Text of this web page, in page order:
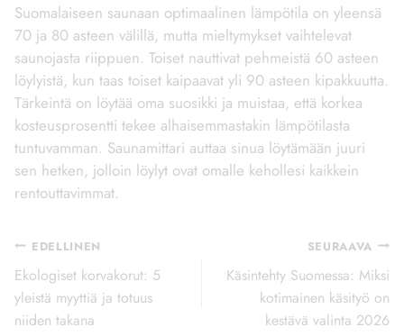
Suomalaiseen saunaan optimaalinen lämpötila on yleensä
70 ja 80 asteen välillä, mutta mieltymykset vaihtelevat
saunojasta riippuen. Toiset nauttivat pehmeistä 60 asteen
löylyistä, kun taas toiset kaipaavat yli 90 asteen kipakkuutta.
Tärkeintä on löytää oma suosikki ja muistaa, että korkea
kosteusprosentti tekee alhaisemmastakin lämpötilasta
tuntuvamman. Saunamittari auttaa sinua löytämään juuri
sen hetken, jolloin löylyt ovat omalle kehollesi kaikkein
rentouttavimmat.
Artikkelien
selaus
EDELLINEN
Ekologiset korvakorut: 5
yleistä myyttiä ja totuus
niiden takana
SEURAAVA
Käsintehty Suomessa: Miksi
kotimainen käsityö on
kestävä valinta 2026